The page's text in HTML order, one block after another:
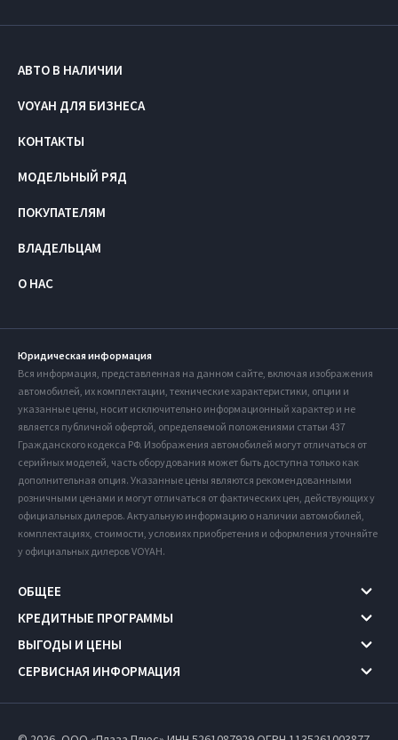
АВТО В НАЛИЧИИ
VOYAH ДЛЯ БИЗНЕСА
КОНТАКТЫ
МОДЕЛЬНЫЙ РЯД
ПОКУПАТЕЛЯМ
ВЛАДЕЛЬЦАМ
О НАС
Юридическая информация
Вся информация, представленная на данном сайте, включая изображения
автомобилей, их комплектации, технические характеристики, опции и
указанные цены, носит исключительно информационный характер и не
является публичной офертой, определяемой положениями статьи 437
Гражданского кодекса РФ. Изображения автомобилей могут отличаться от
серийных моделей, часть оборудования может быть доступна только как
дополнительная опция. Указанные цены являются рекомендованными
розничными ценами и могут отличаться от фактических цен, действующих у
официальных дилеров. Актуальную информацию о наличии автомобилей,
комплектациях, стоимости, условиях приобретения и оформления уточняйте
у официальных дилеров VOYAH.
ОБЩЕЕ
КРЕДИТНЫЕ ПРОГРАММЫ
ВЫГОДЫ И ЦЕНЫ
СЕРВИСНАЯ ИНФОРМАЦИЯ